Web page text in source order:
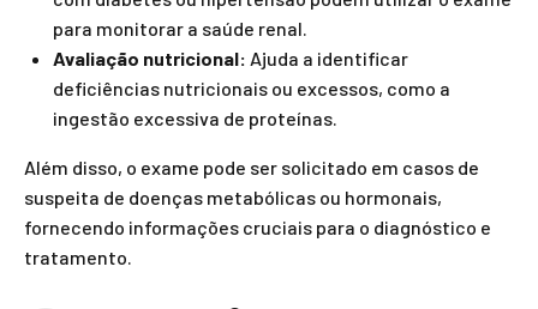
para monitorar a saúde renal.
Avaliação nutricional: Ajuda a identificar
deficiências nutricionais ou excessos, como a
ingestão excessiva de proteínas.
Além disso, o exame pode ser solicitado em casos de
suspeita de doenças metabólicas ou hormonais,
fornecendo informações cruciais para o diagnóstico e
tratamento.